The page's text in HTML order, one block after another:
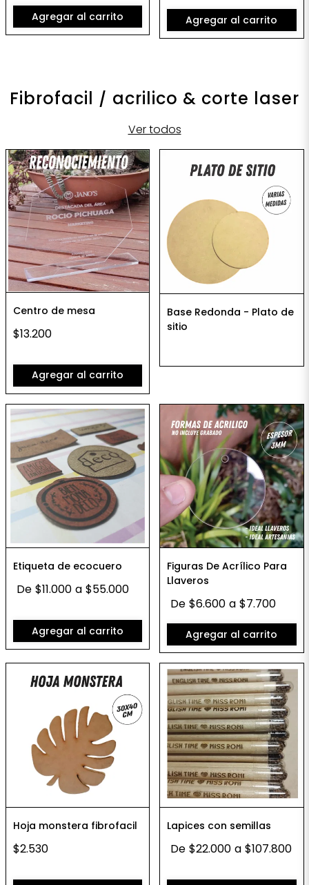
Agregar al carrito Agregar al carrito
Fibrofacil / acrilico & corte laser
Ver todos
Centro de mesa
$13.200
Agregar al carrito
Base Redonda - Plato de
sitio
Etiqueta de ecocuero
De $11.000 a $55.000
Agregar al carrito
Figuras De Acrílico Para
Llaveros
De $6.600 a $7.700
Agregar al carrito
Hoja monstera fibrofacil
$2.530
Lapices con semillas
De $22.000 a $107.800